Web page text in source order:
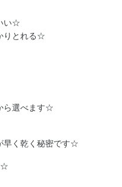
い☆
りとれる☆
ら選べます☆
早く乾く秘密です☆
☆